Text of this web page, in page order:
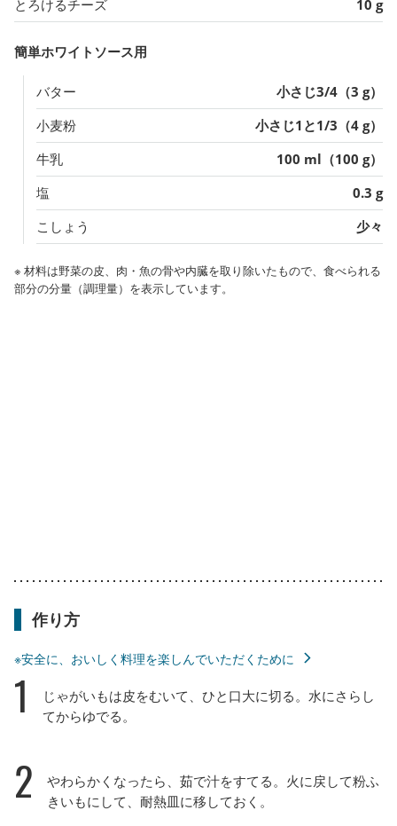
とろけるチーズ 10 g
簡単ホワイトソース用
バター
小さじ3/4（3 g）
小麦粉
小さじ1と1/3（4 g）
牛乳
100 ml（100 g）
塩
0.3 g
こしょう
少々
※ 材料は野菜の皮、肉・魚の骨や内臓を取り除いたもので、食べられる
部分の分量（調理量）を表示しています。
作り方
※安全に、おいしく料理を楽しんでいただくために
1
じゃがいもは皮をむいて、ひと口大に切る。水にさらし
てからゆでる。
2
やわらかくなったら、茹で汁をすてる。火に戻して粉ふ
きいもにして、耐熱皿に移しておく。